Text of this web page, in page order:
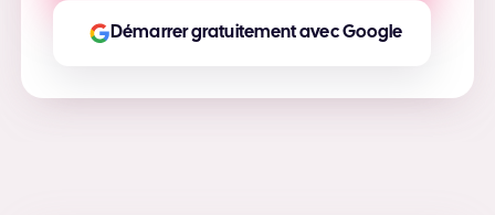
Démarrer gratuitement avec Google